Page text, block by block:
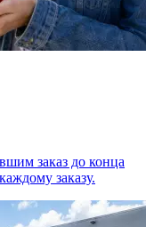
заказ до конца
заказу.